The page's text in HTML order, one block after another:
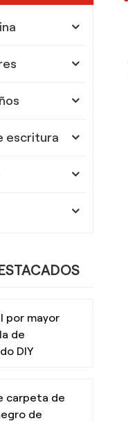
escritura
por mayor
de
DIY
carpeta de
de